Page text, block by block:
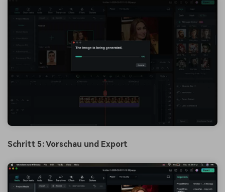
Schritt 5: Vorschau und Export